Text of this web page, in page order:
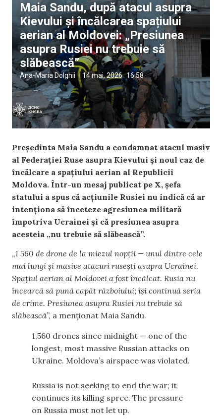
Maia Sandu, după atacul asupra
Kievului și încălcarea spațiului
aerian al Moldovei: „Presiunea
asupra Rusiei nu trebuie să
slăbească”
Ana-Maria Dolghii | 14 mai, 2026 16:58
Președinta Maia Sandu a condamnat atacul masiv
al Federației Ruse asupra Kievului și noul caz de
încălcare a spațiului aerian al Republicii
Moldova. Într-un mesaj publicat pe X, șefa
statului a spus că acțiunile Rusiei nu indică că ar
intenționa să înceteze agresiunea militară
împotriva Ucrainei și că presiunea asupra
acesteia „nu trebuie să slăbească”.
„1 560 de drone de la miezul nopții — unul dintre cele
mai lungi și masive atacuri rusești asupra Ucrainei.
Spațiul aerian al Moldovei a fost încălcat. Rusia nu
încearcă să pună capăt războiului; își continuă seria
de crime. Presiunea asupra Rusiei nu trebuie să
slăbească”, a menționat Maia Sandu.
1,560 drones since midnight — one of the
longest, most massive Russian attacks on
Ukraine. Moldova’s airspace was violated.
Russia is not seeking to end the war; it
continues its killing spree. The pressure
on Russia must not let up.